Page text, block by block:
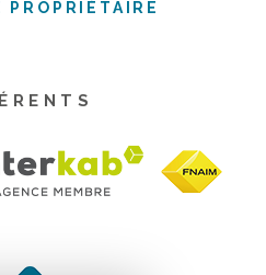
PROPRIÉTAIRE